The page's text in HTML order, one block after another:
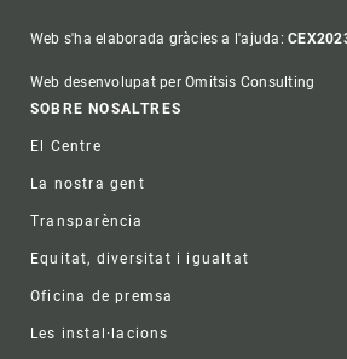
Web s'ha elaborada gràcies a l'ajuda:
Web desenvolupat per Omitsis Consulting
Footer
SOBRE NOSALTRES
El Centre
La nostra gent
Transparència
Equitat, diversitat i igualtat
Oficina de premsa
Les instal·lacions